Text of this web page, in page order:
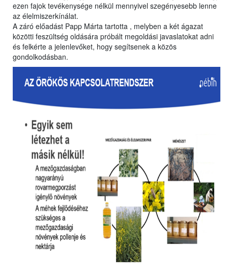
ezen fajok tevékenysége nélkül mennyivel szegényesebb lenne
az élelmiszerkínálat.
A záró előadást Papp Márta tartotta , melyben a két ágazat
közötti feszültség oldására próbált megoldási javaslatokat adni
és felkérte a jelenlevőket, hogy segítsenek a közös
gondolkodásban.